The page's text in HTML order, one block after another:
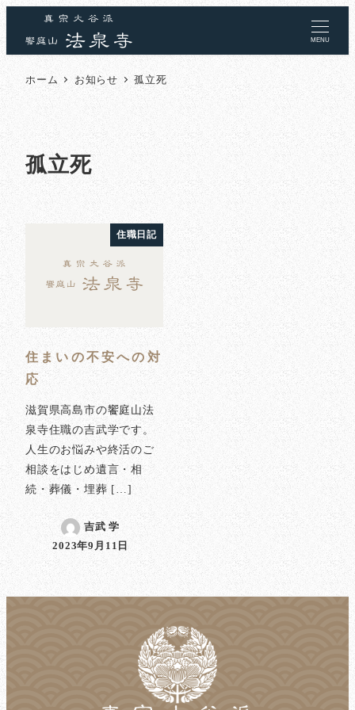
MENU
ホーム お知らせ 孤立死
孤立死
住職日記
住まいの不安への対
応
滋賀県高島市の饗庭山法
泉寺住職の吉武学です。
人生のお悩みや終活のご
相談をはじめ遺言・相
続・葬儀・埋葬 […]
吉武 学
投稿日
2023年9月11日